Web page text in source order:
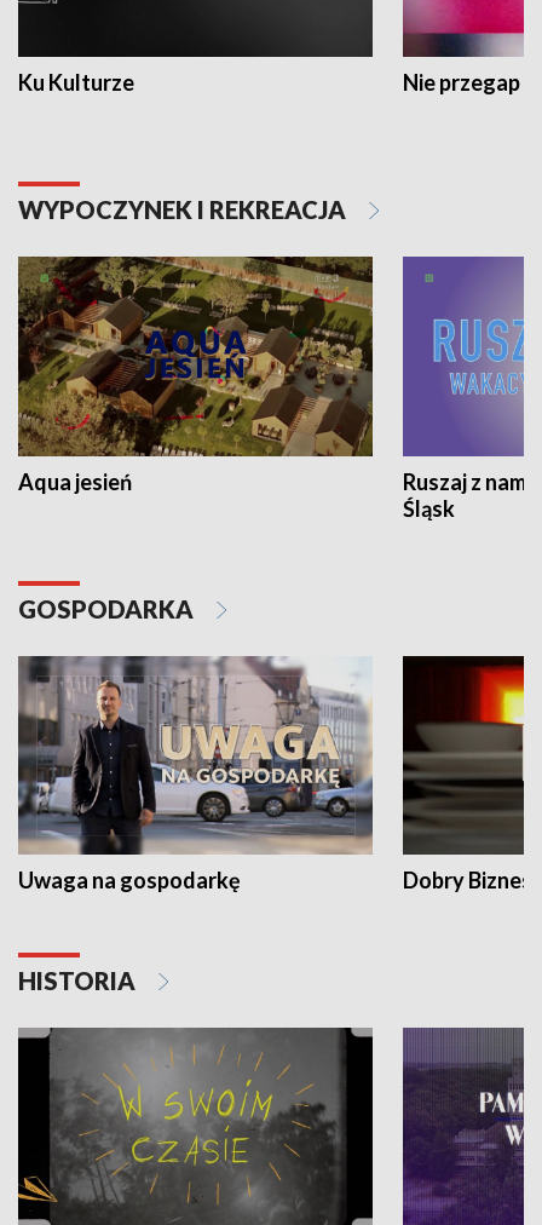
Ku Kulturze Nie przegap
WYPOCZYNEK I REKREACJA
Aqua jesień
Ruszaj z
Śląsk
GOSPODARKA
Uwaga na gospodarkę Dobry Biznes
HISTORIA